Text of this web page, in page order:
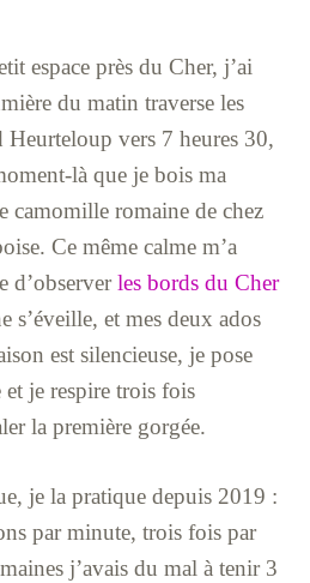
espace près du Cher, j’ai
du matin traverse les
Heurteloup vers 7 heures 30,
là que je bois ma
camomille romaine de chez
Ce même calme m’a
d’observerles bords du Cher
s’éveille, et mes deux ados
est silencieuse, je pose
et je respire trois fois
la première gorgée.
je la pratique depuis 2019 :
par minute, trois fois par
j’avais du mal à tenir 3